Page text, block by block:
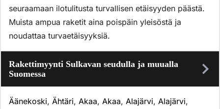
seuraamaan ilotulitusta turvallisen etäisyyden päästä.
Muista ampua raketit aina poispäin yleisöstä ja
noudattaa turvaetäisyyksiä.
Rakettimyynti Sulkavan seudulla ja muualla
Suomessa
Äänekoski, Ähtäri, Akaa, Akaa, Alajärvi, Alajärvi,